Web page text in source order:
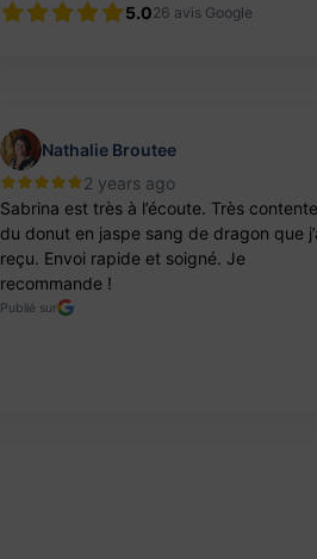
5.026 avis Google
Nathalie Broutee
2 years ago
Sabrina est très à l’écoute. Très contente
du donut en jaspe sang de dragon que
reçu. Envoi rapide et soigné. Je
recommande !
Publié sur